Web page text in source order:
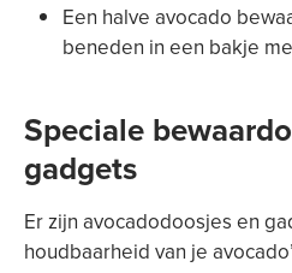
Een halve avocado
beneden in een bakje
Speciale
gadgets
Er zijn avocadodoosjes en
houdbaarheid van je